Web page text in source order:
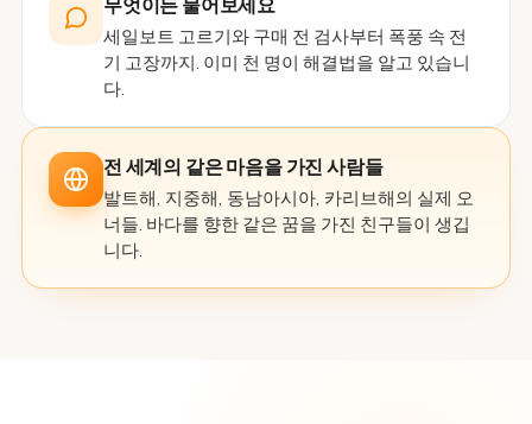
세일보트 고르기와 구매 전 검사부터 폭풍 속 전
기 고장까지. 이미 천 명이 해결법을 알고 있습니
다.
전 세계의 같은 마음을 가진 사람들
발트해, 지중해, 동남아시아, 카리브해의 실제 오
너들. 바다를 향한 같은 꿈을 가진 친구들이 생깁
니다.